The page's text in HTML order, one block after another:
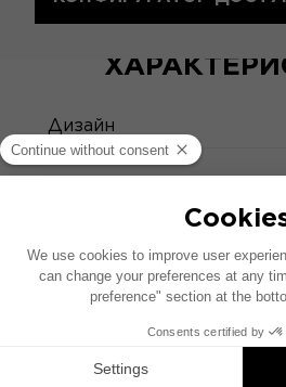
Дизайн
Аксессуары
ТЕХНИЧЕСКИЙ ПАСПОРТ